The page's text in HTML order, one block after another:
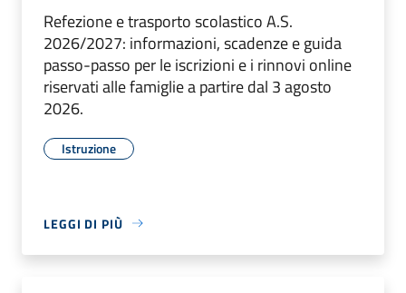
Refezione e trasporto scolastico A.S.
2026/2027: informazioni, scadenze e guida
passo-passo per le iscrizioni e i rinnovi online
riservati alle famiglie a partire dal 3 agosto
2026.
Istruzione
LEGGI DI PIÙ